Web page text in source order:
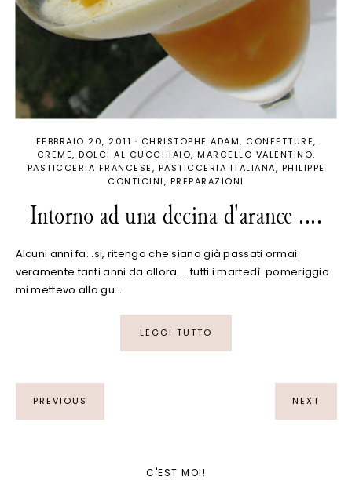
FEBBRAIO 20, 2011 · CHRISTOPHE ADAM
CONFETTURE
CREME
DOLCI AL CUCCHIAIO MARCELLO VALENTINO
PASTICCERIA FRANCESE
PASTICCERIA ITALIANA
PHILIPPE
CONTICINI
PREPARAZIONI
Intorno ad una decina d'arance ....
Alcuni anni fa...si, ritengo che siano già passati ormai
veramente tanti anni da allora.....tutti i martedì pomeriggio
mi mettevo alla gu…
LEGGI TUTTO
PREVIOUS NEXT
C'EST MOI!